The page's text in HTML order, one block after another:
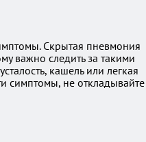
Скрытая пневмония
важно следить за такими
кашель или легкая
симптомы, не откладывайте